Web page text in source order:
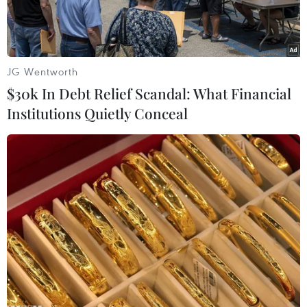
mua các nữ tiếp viên, sau đó “cướp” lại của các
đối tượng môi giới để bán cho các quán karaoke,
massage
Đối tượng Đặng Công Tín.(Nguồn: Dân Trí)
JG Wentworth
$30k In Debt Relief Scandal: What Financial
Institutions Quietly Conceal